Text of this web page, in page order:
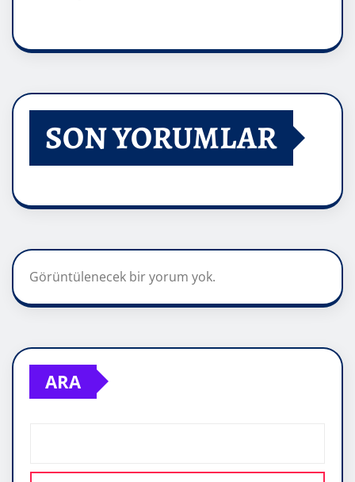
SON YORUMLAR
Görüntülenecek bir yorum yok.
ARA